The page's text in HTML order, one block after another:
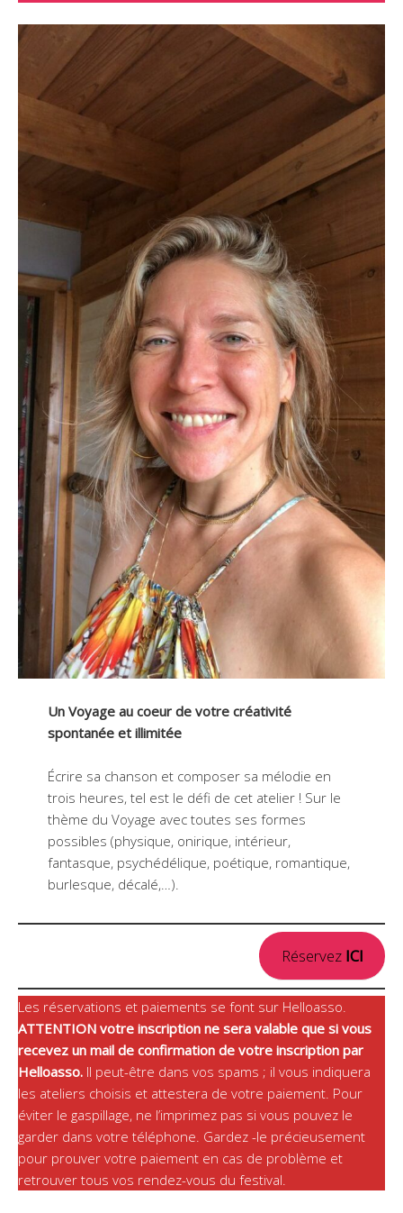
Un Voyage au coeur de votre créativité
spontanée et illimitée
Écrire sa chanson et composer sa mélodie en
trois heures, tel est le défi de cet atelier ! Sur le
thème du Voyage avec toutes ses formes
possibles (physique, onirique, intérieur,
fantasque, psychédélique, poétique, romantique,
burlesque, décalé,…).
Réservez ICI
Les réservations et paiements se font sur Helloasso.
ATTENTION votre inscription ne sera valable que si vous
recevez un mail de confirmation de votre inscription par
Helloasso. Il peut-être dans vos spams ; il vous indiquera
les ateliers choisis et attestera de votre paiement. Pour
éviter le gaspillage, ne l’imprimez pas si vous pouvez le
garder dans votre téléphone. Gardez -le précieusement
pour prouver votre paiement en cas de problème et
retrouver tous vos rendez-vous du festival.